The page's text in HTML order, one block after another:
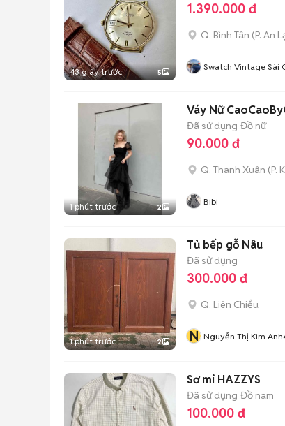
43 giây trước 5
1.390.000 đ
Q. Bình Tân (P. An
Swatch Vintage Sài
1 phút trước 2
Váy Nữ
Đã sử dụng Đồ nữ
90.000 đ
Q. Thanh Xuân (P.
Bibi
1 phút trước 2
Tủ bếp gỗ Nâu
Đã sử dụng
300.000 đ
Q. Liên Chiểu
N Nguyễn Thị Kim Anh
Sơ mi HAZZYS
Đã sử dụng Đồ nam
100.000 đ